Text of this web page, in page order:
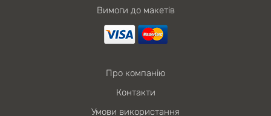
Вимоги до макетів
Про компанію
Контакти
Умови використання